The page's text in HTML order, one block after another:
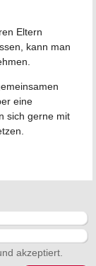
Eltern
kann man
eine
sich gerne mit
akzeptiert.